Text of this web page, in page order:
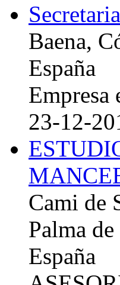
Baena,
España
Empresa
23-12-
Cami de
Palma
España